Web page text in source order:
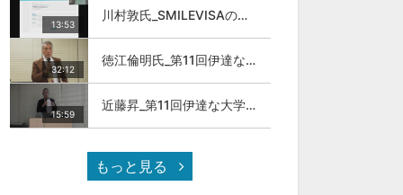
13:53
川村敦氏_SMILEVISAのサービスについて
32:12
徳江倫明氏_第11回伊達な大学院セミナー
15:59
近藤昇_第11回伊達な大学院セミナー
もっと見る